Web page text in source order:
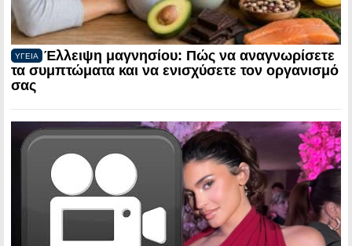
ΥΓΕΙΑ
Έλλειψη μαγνησίου: Πώς να αναγνωρίσετε
τα συμπτώματα και να ενισχύσετε τον οργανισμό
σας